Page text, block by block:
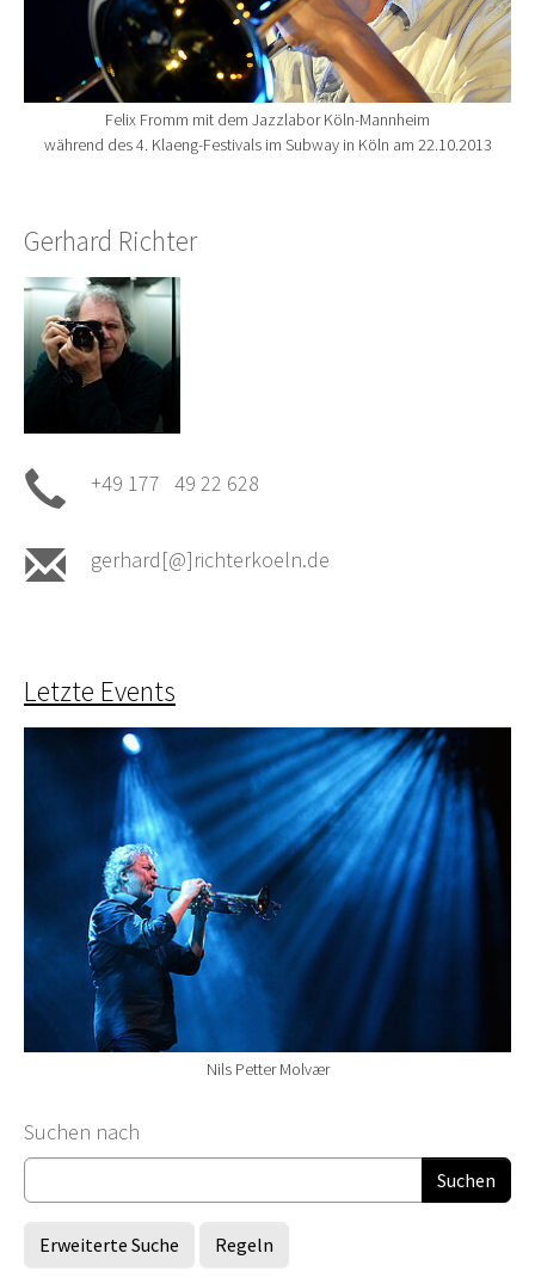
Felix Fromm mit dem Jazzlabor Köln-Mannheim
während des 4. Klaeng-Festivals im Subway in Köln am 22.10.2013
Gerhard Richter
+49 177 49 22 628
gerhard[@]richterkoeln.de
Letzte Events
Nils Petter Molvær
Suchformular
Suchen nach
Erweiterte Suche Regeln